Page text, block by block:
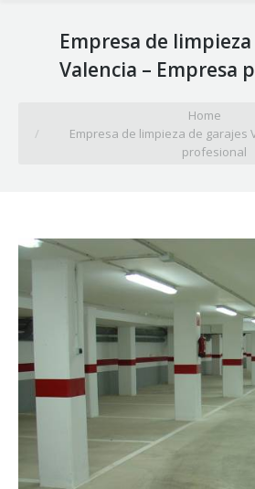
Empresa de
Valencia – Empresa
Home
Empresa de limpieza de garajes
profesional